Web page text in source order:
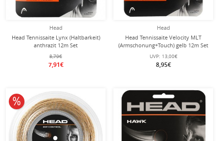
Head
Head Tennissaite Lynx (Haltbarkeit)
anthrazit 12m Set
8,79€
7,91€
Head
Head Tennissaite Velocity MLT
(Armschonung+Touch) gelb 12m Set
UVP: 13,00€
8,95€
10% reduziert